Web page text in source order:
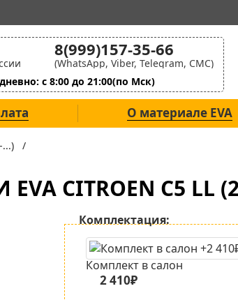
8(999)157-35-66
(WhatsApp, Viber, Telegram, СМС)
с 8:00 до 21:00(по Мск)
О материале EVA
...) /
CITROEN C5 LL
Комплектация:
Комплект в салон
2 410₽